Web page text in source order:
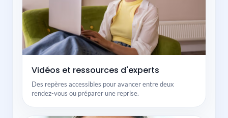
Vidéos et ressources d'experts
Des repères accessibles pour avancer entre deux
rendez-vous ou préparer une reprise.